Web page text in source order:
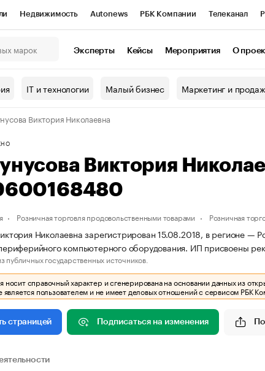
Недвижимость Autonews РБК Компании Телеканал
контрагентов
Эксперты Кейсы Мероприятия О
IT и технологии Малый бизнес Маркетинг и
Виктория Николаевна
Виктория
Розничная торговля продовольственными товарами Розничная
Николаевна зарегистрирован 15.08.2018, в регионе —
компьютерного оборудования. ИП присвоены
публичных государственных источников.
справочный характер и сгенерирована на основании данных из
является пользователем и не имеет деловых отношений с сервисом РБК
страницей Подписаться на изменения